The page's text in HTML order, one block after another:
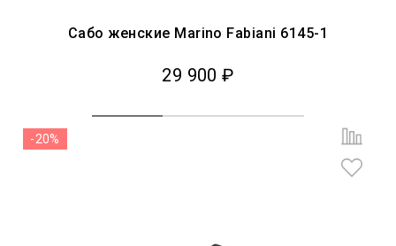
Сабо женские Marino Fabiani 6145-1
29 900 ₽
-20%